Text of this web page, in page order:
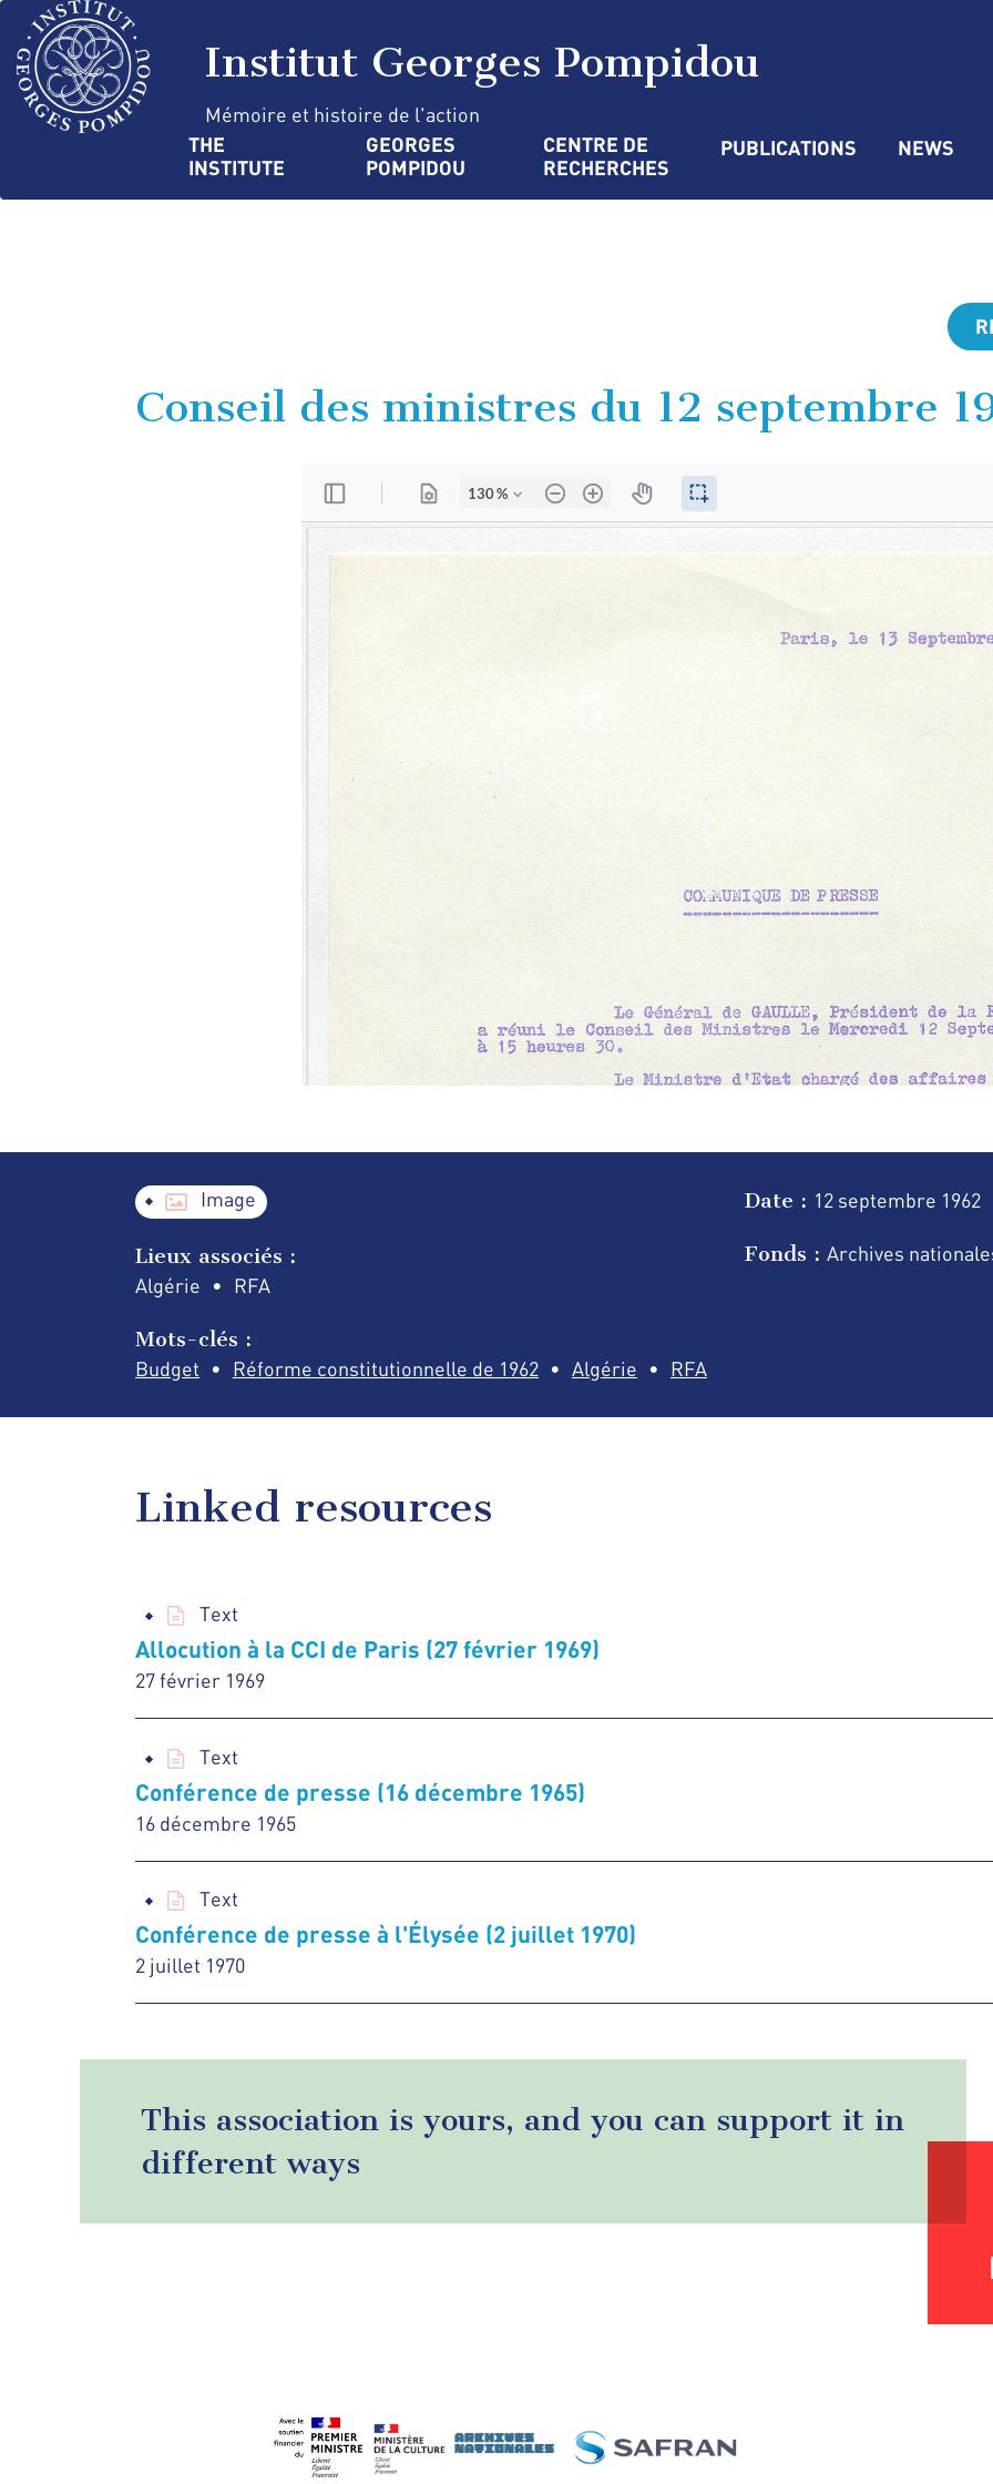
Skip
main
content
Institut Georges Pompidou
Mémoire et histoire de l'action
Navigation
principale
THE
INSTITUTE
GEORGES
POMPIDOU
CENTRE DE
RECHERCHES
PUBLICATIONS NEWS
Conseil des ministres du 12 septembre
Image
Lieux associés :
Algérie RFA
Mots-clés :
Budget Réforme constitutionnelle de 1962 Algérie RFA
Date : 12 septembre 1962
Fonds : Archives
Linked resources
Text
Allocution à la CCI de Paris (27 février 1969)
27 février 1969
Text
Conférence de presse (16 décembre 1965)
16 décembre 1965
Text
Conférence de presse à l'Élysée (2 juillet 1970)
2 juillet 1970
This association is yours, and you can support it in
different ways
Cookies management panel